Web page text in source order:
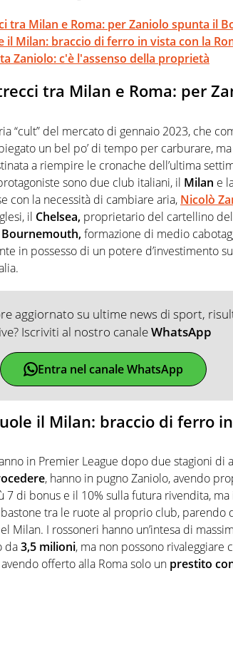
tra Milan e Roma: per Zaniolo spunta il
il Milan: braccio di ferro in vista con la
Zaniolo: c'è l'assenso della proprietà
tra Milan e Roma: per
“cult” del mercato di gennaio 2023, che
un bel po’ di tempo per carburare,
a riempire le cronache dell’ultima
sono due club italiani, il Milan e
con la necessità di cambiare aria, Nicolò
il Chelsea, proprietario del cartellino
Bournemouth,formazione di medio
in possesso di un potere d’investimento
aggiornato su ultime news di sport,
Iscriviti al nostro canaleWhatsApp
Entra nel canale WhatsApp
il Milan: braccio di ferro
in Premier League dopo due stagioni di
, hanno in pugno Zaniolo, avendo
7 di bonus e il 10% sulla futura rivendita,
tra le ruote al proprio club, parendo
Milan. I rossoneri hanno un’intesa di
da3,5 milioni, ma non possono rivaleggiare
offerto alla Roma solo un prestito